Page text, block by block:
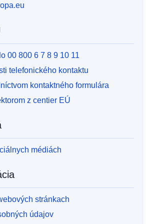
00 800 6 7 8 9 10 11
telefonického kontaktu
kontaktného formulára
z centier EÚ
médiách
stránkach
údajov